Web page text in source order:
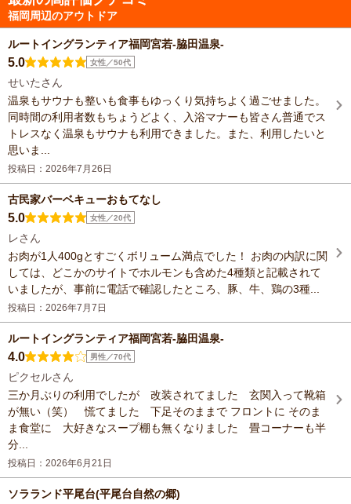
福岡周辺のアウトドア
ルートイングランティア福岡宮若-脇田温泉-
5.0 女性／50代
せいたさん
温泉もサウナも整いも食事もゆっくり気持ちよく過ごせました。
同時間の利用者数もちょうどよく、入浴マナーも皆さん普通でス
トレスなく温泉もサウナも利用できました。また、利用したいと
思いま...
投稿日：2026年7月26日
古民家バーベキューおもてなし
5.0 女性／20代
レさん
お肉が1人400gとすごくボリューム満点でした！ お肉の内訳に関
しては、どこかのサイトでホルモンも含めた4種類と記載されて
いましたが、事前に電話で確認したところ、豚、牛、鶏の3種...
投稿日：2026年7月7日
ルートイングランティア福岡宮若-脇田温泉-
4.0 男性／70代
ピクセルさん
三か月ぶりの利用でしたが 改装されてました 玄関入って靴箱
が無い（笑） 慌てました 下足そのままで フロントに そのま
ま食堂に 大好きなスープ棚も無くなりました 畳コーナーも半
分...
投稿日：2026年6月21日
ソラランド平尾台(平尾台自然の郷)